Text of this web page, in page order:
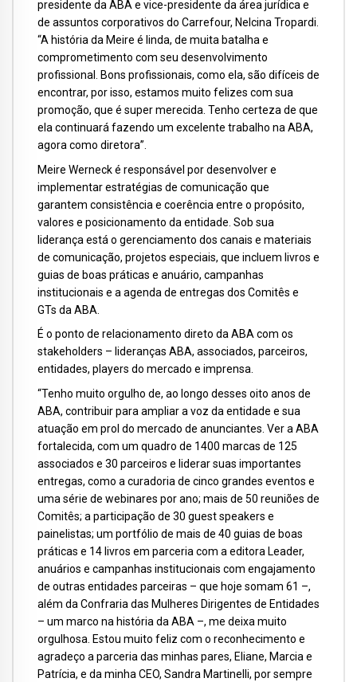
presidente da ABA e vice-presidente da área jurídica e
de assuntos corporativos do Carrefour, Nelcina Tropardi.
“A história da Meire é linda, de muita batalha e
comprometimento com seu desenvolvimento
profissional. Bons profissionais, como ela, são difíceis de
encontrar, por isso, estamos muito felizes com sua
promoção, que é super merecida. Tenho certeza de que
ela continuará fazendo um excelente trabalho na ABA,
agora como diretora”.
Meire Werneck é responsável por desenvolver e
implementar estratégias de comunicação que
garantem consistência e coerência entre o propósito,
valores e posicionamento da entidade. Sob sua
liderança está o gerenciamento dos canais e materiais
de comunicação, projetos especiais, que incluem livros e
guias de boas práticas e anuário, campanhas
institucionais e a agenda de entregas dos Comitês e
GTs da ABA.
É o ponto de relacionamento direto da ABA com os
stakeholders – lideranças ABA, associados, parceiros,
entidades, players do mercado e imprensa.
“Tenho muito orgulho de, ao longo desses oito anos de
ABA, contribuir para ampliar a voz da entidade e sua
atuação em prol do mercado de anunciantes. Ver a ABA
fortalecida, com um quadro de 1400 marcas de 125
associados e 30 parceiros e liderar suas importantes
entregas, como a curadoria de cinco grandes eventos e
uma série de webinares por ano; mais de 50 reuniões de
Comitês; a participação de 30 guest speakers e
painelistas; um portfólio de mais de 40 guias de boas
práticas e 14 livros em parceria com a editora Leader,
anuários e campanhas institucionais com engajamento
de outras entidades parceiras – que hoje somam 61 –,
além da Confraria das Mulheres Dirigentes de Entidades
– um marco na história da ABA –, me deixa muito
orgulhosa. Estou muito feliz com o reconhecimento e
agradeço a parceria das minhas pares, Eliane, Marcia e
Patrícia, e da minha CEO, Sandra Martinelli, por sempre